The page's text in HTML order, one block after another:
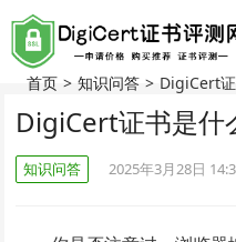
首页 > 知识问答 > DigiCert
DigiCert证书是什
知识问答 2025年3月28日